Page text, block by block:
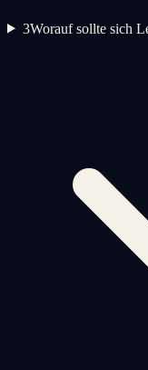
3Worauf sollte sich